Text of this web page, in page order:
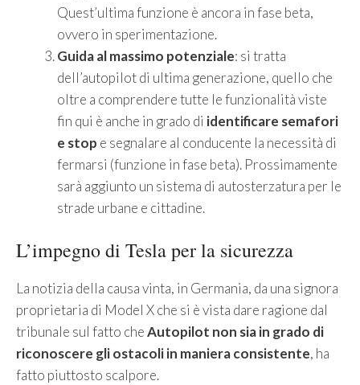
Quest’ultima funzione è ancora in fase beta,
ovvero in sperimentazione.
Guida al massimo potenziale: si tratta
dell’autopilot di ultima generazione, quello che
oltre a comprendere tutte le funzionalità viste
fin qui è anche in grado di identificare semafori
e stop e segnalare al conducente la necessità di
fermarsi (funzione in fase beta). Prossimamente
sarà aggiunto un sistema di autosterzatura per le
strade urbane e cittadine.
L’impegno di Tesla per la sicurezza
La notizia della causa vinta, in Germania, da una signora
proprietaria di Model X che si è vista dare ragione dal
tribunale sul fatto cheAutopilot non sia in grado di
riconoscere gli ostacoli in maniera consistente, ha
fatto piuttosto scalpore.